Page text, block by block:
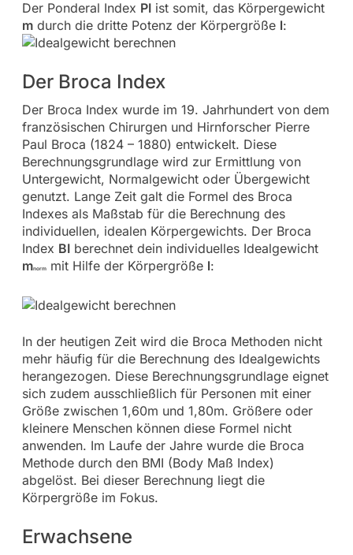
Der Ponderal Index PIist somit, das Körpergewicht
mdurch die dritte Potenz der Körpergröße l:
Der Broca Index
Der Broca Index wurde im 19. Jahrhundert von dem
französischen Chirurgen und Hirnforscher Pierre
Paul Broca (1824 – 1880) entwickelt. Diese
Berechnungsgrundlage wird zur Ermittlung von
Untergewicht, Normalgewicht oder Übergewicht
genutzt. Lange Zeit galt die Formel des Broca
Indexes als Maßstab für die Berechnung des
individuellen, idealen Körpergewichts. Der Broca
Index BIberechnet dein individuelles Idealgewicht
mnormmit Hilfe der Körpergröße l:
In der heutigen Zeit wird die Broca Methoden nicht
mehr häufig für die Berechnung des Idealgewichts
herangezogen. Diese Berechnungsgrundlage eignet
sich zudem ausschließlich für Personen mit einer
Größe zwischen 1,60m und 1,80m. Größere oder
kleinere Menschen können diese Formel nicht
anwenden. Im Laufe der Jahre wurde die Broca
Methode durch den BMI (Body Maß Index)
abgelöst. Bei dieser Berechnung liegt die
Körpergröße im Fokus.
Erwachsene